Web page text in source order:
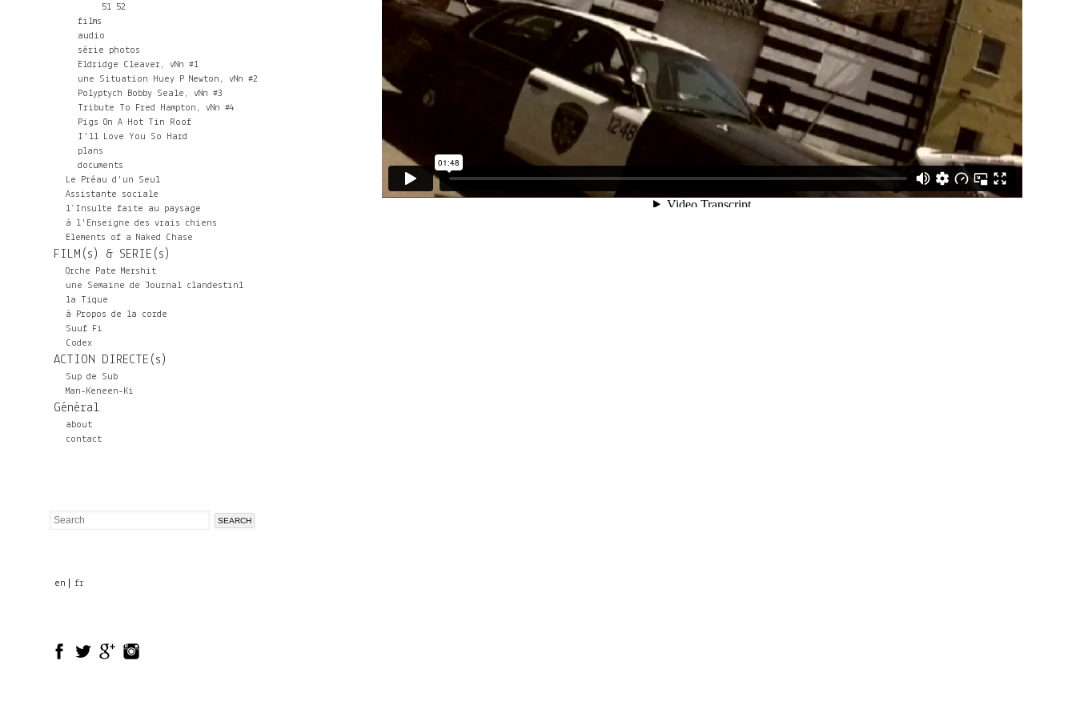
51 52
films
audio
série photos
Eldridge Cleaver, vNn #1
une Situation Huey P Newton, vNn #2
Polyptych Bobby Seale, vNn #3
Tribute To Fred Hampton, vNn #4
Pigs On A Hot Tin Roof
I'll Love You So Hard
plans
documents
Le Préau d'un Seul
Assistante sociale
l’Insulte faite au paysage
à l'Enseigne des vrais chiens
Elements of a Naked Chase
FILM(s) & SERIE(s)
Orche Pate Mershit
une Semaine de Journal clandestin1
la Tique
à Propos de la corde
Suuf Fi
Codex
ACTION DIRECTE(s)
Sup de Sub
Man-Keneen-Ki
Général
about
contact
Search
en fr